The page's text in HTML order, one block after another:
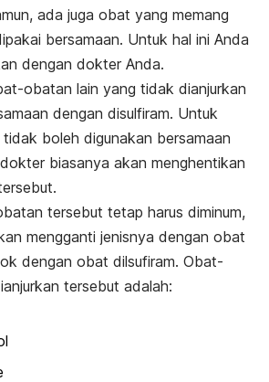
ada juga obat yang memang
bersamaan. Untuk hal ini Anda
dengan dokter Anda.
obatan lain yang tidak dianjurkan
dengan disulfiram. Untuk
boleh digunakan bersamaan
biasanya akan menghentikan
tersebut tetap harus diminum,
mengganti jenisnya dengan obat
dengan obat dilsufiram. Obat-
tersebut adalah: